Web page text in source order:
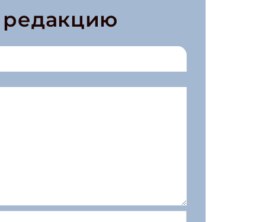
редакцию